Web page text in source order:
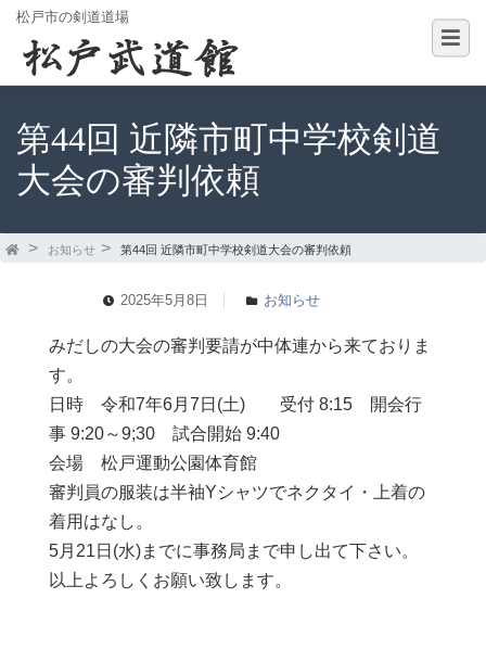
松戸市の剣道道場
第44回 近隣市町中学校剣道
大会の審判依頼
お知らせ 第44回 近隣市町中学校剣道大会の審判依頼
2025年5月8日 お知らせ
みだしの大会の審判要請が中体連から来ておりま
す。
日時 令和7年6月7日(土) 受付 8:15 開会行
事 9:20～9;30 試合開始 9:40
会場 松戸運動公園体育館
審判員の服装は半袖Yシャツでネクタイ・上着の
着用はなし。
5月21日(水)までに事務局まで申し出て下さい。
以上よろしくお願い致します。